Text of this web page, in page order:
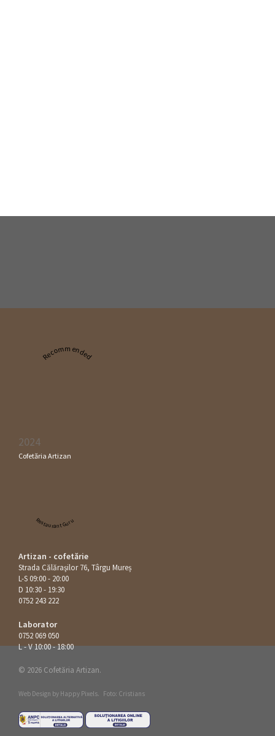
Recommended
2024
Cofetăria Artizan
Restaurant Guru
Artizan - cofetărie
Strada Călăraşilor 76, Târgu Mureș
L-S 09:00 - 20:00
D 10:30 - 19:30
0752 243 222
Laborator
0752 069 050
L - V 10:00 - 18:00
© 2026 Cofetăria Artizan.
Web Design by Happy Pixels. Foto: Cristians